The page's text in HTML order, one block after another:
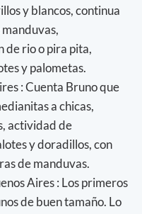
y blancos, continua
de rio o pira pita,
y palometas.
: Cuenta Bruno que
a chicas,
actividad de
y doradillos, con
de manduvas.
Aires : Los primeros
de buen tamaño. Lo